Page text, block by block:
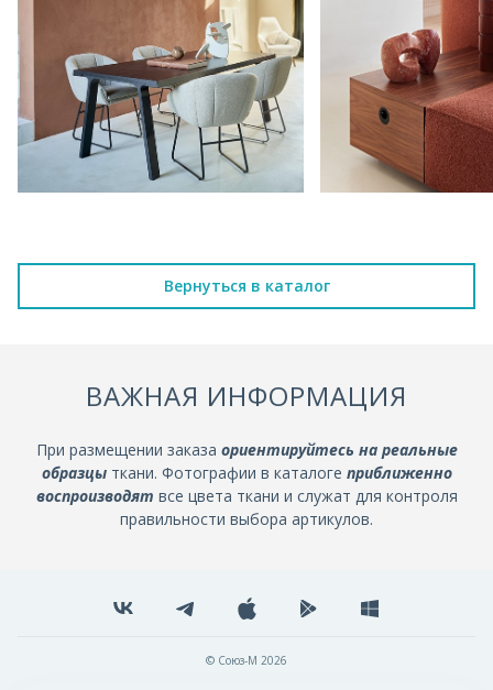
Вернуться в каталог
ВАЖНАЯ ИНФОРМАЦИЯ
При размещении заказа ориентируйтесь на реальные
образцыткани. Фотографии в каталоге приближенно
воспроизводят все цвета ткани и служат для контроля
правильности выбора артикулов.
© Союз-М 2026